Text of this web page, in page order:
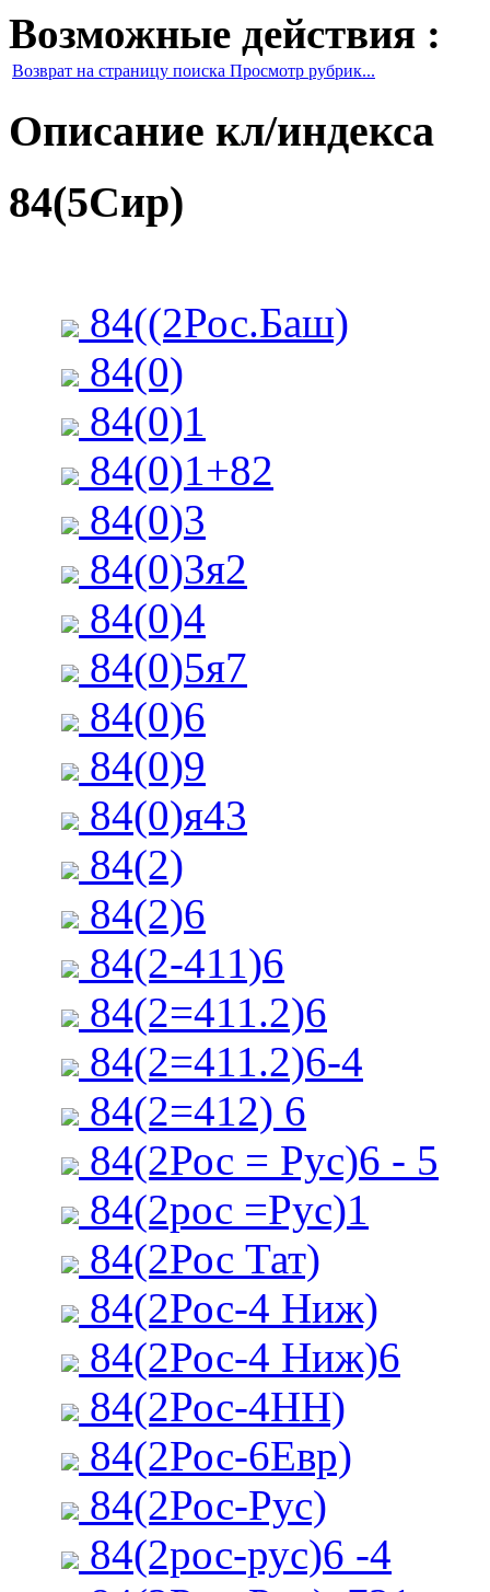
Возможные действия :
Возврат на страницу поиска Просмотр рубрик...
Описание кл/индекса
84(5Сир)
84((2Рос.Баш)
84(0)
84(0)1
84(0)1+82
84(0)3
84(0)3я2
84(0)4
84(0)5я7
84(0)6
84(0)9
84(0)я43
84(2)
84(2)6
84(2-411)6
84(2=411.2)6
84(2=411.2)6-4
84(2=412) 6
84(2Рос = Рус)6 - 5
84(2рос =Рус)1
84(2Рос Тат)
84(2Рос-4 Ниж)
84(2Рос-4 Ниж)6
84(2Рос-4НН)
84(2Рос-6Евр)
84(2Рос-Рус)
84(2рос-рус)6 -4